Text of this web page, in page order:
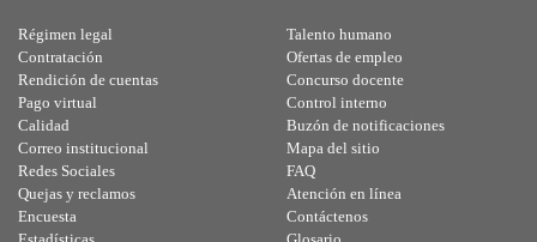
Régimen legal
Contratación
Rendición de cuentas
Pago virtual
Calidad
Talento humano
Ofertas de empleo
Concurso docente
Control interno
Buzón de notificaciones
Correo institucional
Redes Sociales
Quejas y reclamos
Encuesta
Mapa del sitio
FAQ
Atención en línea
Contáctenos